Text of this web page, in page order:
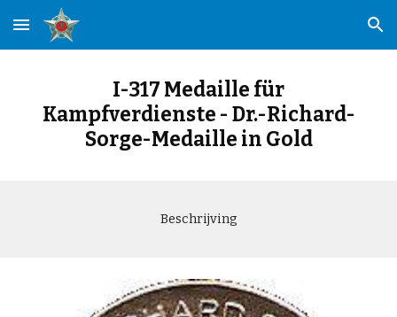
Skip to main content Skip to navigation
I-317 Medaille für
Kampfverdienste - Dr.-Richard-
Sorge-Medaille in Gold
Beschrijving